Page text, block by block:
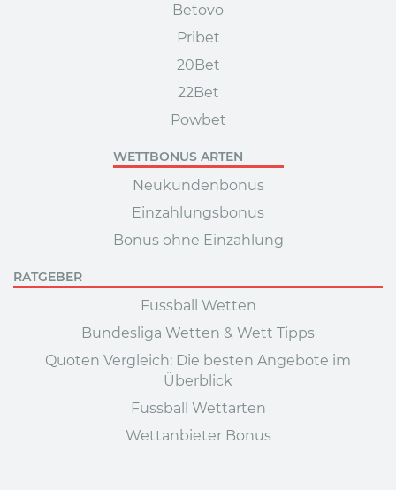
Betovo
Pribet
20Bet
22Bet
Powbet
WETTBONUS ARTEN
Neukundenbonus
Einzahlungsbonus
Bonus ohne Einzahlung
RATGEBER
Fussball Wetten
Bundesliga Wetten & Wett Tipps
Quoten Vergleich: Die besten Angebote im
Überblick
Fussball Wettarten
Wettanbieter Bonus